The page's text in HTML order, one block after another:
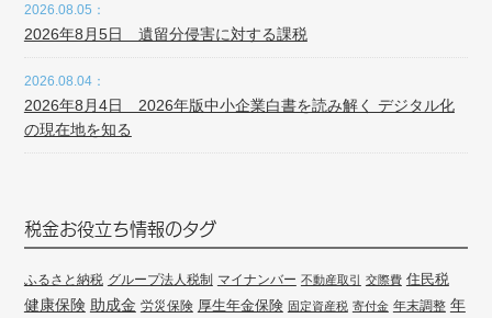
2026.08.05：
2026年8月5日 遺留分侵害に対する課税
2026.08.04：
2026年8月4日 2026年版中小企業白書を読み解く デジタル化
の現在地を知る
税金お役立ち情報のタグ
ふるさと納税 グループ法人税制 マイナンバー 不動産取引 交際費 住民税
健康保険 助成金 労災保険 厚生年金保険 固定資産税 寄付金 年末調整 年